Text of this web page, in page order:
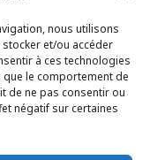
nous utilisons
et/ou accéder
à ces technologies
le comportement de
de ne pas consentir ou
négatif sur certaines